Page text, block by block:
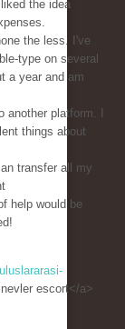
the idea
the less. I've
type on several
a year and am
another platform. I
things about
transfer all my
help would be
escort</a>